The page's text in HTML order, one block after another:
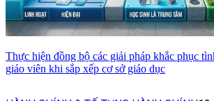
Thực hiện đồng bộ các giải pháp khắc phục
giáo viên khi sắp xếp cơ sở giáo dục